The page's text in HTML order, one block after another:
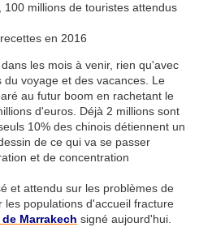
100 millions de touristes attendus
en 2016
les mois à venir, rien qu'avec
du voyage et des vacances. Le
au futur boom en rachetant le
d'euros. Déjà 2 millions sont
10% des chinois détiennent un
de ce qui va se passer
et de concentration
et attendu sur les problèmes de
les populations d'accueil fracture
de Marrakech signé aujourd'hui.